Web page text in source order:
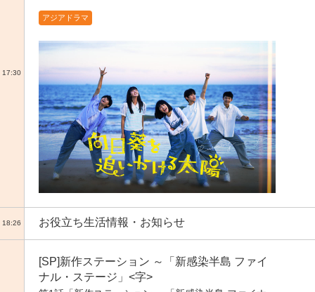
17:30
アジアドラマ
18:26 お役立ち生活情報・お知らせ
[SP]新作ステーション ～「新感染半島 ファイ
ナル・ステージ」<字>